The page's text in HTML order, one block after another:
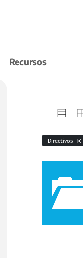
Recursos
Directivos